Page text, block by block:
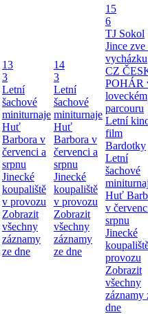
13
3
Letní
šachové
miniturnaje
Huť
Barbora v
červenci a
srpnu
Jinecké
koupaliště
v provozu
Zobrazit
všechny
záznamy
ze dne
14
3
Letní
šachové
miniturnaje
Huť
Barbora v
červenci a
srpnu
Jinecké
koupaliště
v provozu
Zobrazit
všechny
záznamy
ze dne
15
6
TJ Sokol
Jince zve
vycházku
CZ
POHÁR
loveckém
parcouru
Letní
film
Bardotky
Letní
šachové
Huť
v
srpnu
Jinecké
provozu
Zobrazit
všechny
záznamy
dne